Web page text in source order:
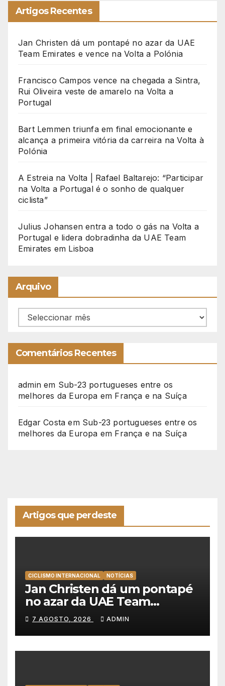
Artigos Recentes
Jan Christen dá um pontapé no azar da UAE
Team Emirates e vence na Volta a Polónia
Francisco Campos vence na chegada a Sintra,
Rui Oliveira veste de amarelo na Volta a
Portugal
Bart Lemmen triunfa em final emocionante e
alcança a primeira vitória da carreira na Volta à
Polónia
A Estreia na Volta | Rafael Baltarejo: “Participar
na Volta a Portugal é o sonho de qualquer
ciclista”
Julius Johansen entra a todo o gás na Volta a
Portugal e lidera dobradinha da UAE Team
Emirates em Lisboa
Arquivo
Arquivo
Comentários Recentes
admin em Sub-23 portugueses entre os
melhores da Europa em França e na Suíça
Edgar Costa em Sub-23 portugueses entre os
melhores da Europa em França e na Suíça
Artigos que perdeste
CICLISMO INTERNACIONAL NOTÍCIAS
Jan Christen dá um pontapé
no azar da UAE Team
Emirates e vence na Volta a
Polónia
7 AGOSTO, 2026 ADMIN